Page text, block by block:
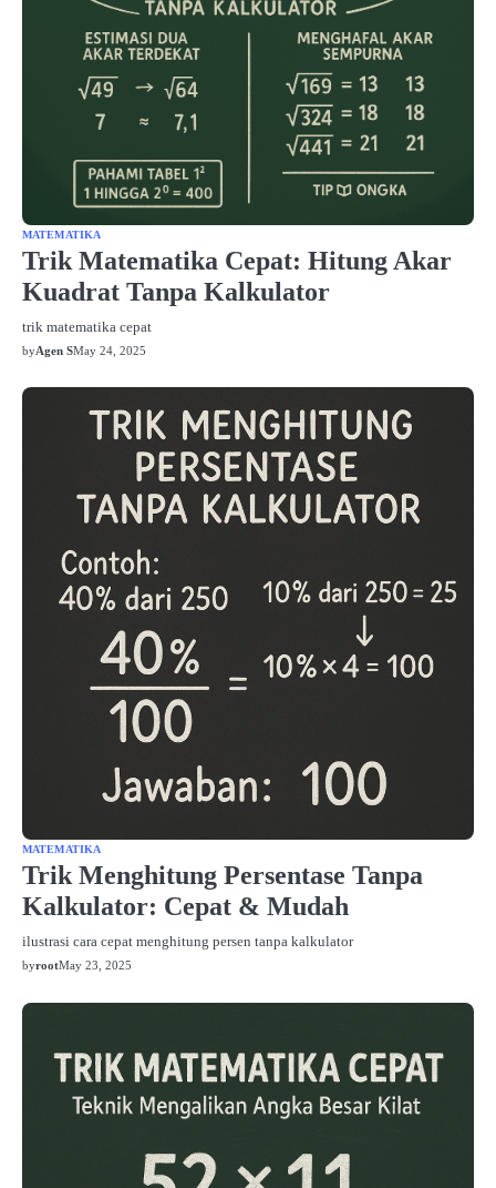
MATEMATIKA
Trik Matematika Cepat: Hitung Akar
Kuadrat Tanpa Kalkulator
trik matematika cepat
byAgen SMay 24, 2025
MATEMATIKA
Trik Menghitung Persentase Tanpa
Kalkulator: Cepat & Mudah
ilustrasi cara cepat menghitung persen tanpa kalkulator
byrootMay 23, 2025